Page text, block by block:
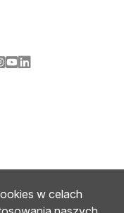
Facebook
Facebook
w celach